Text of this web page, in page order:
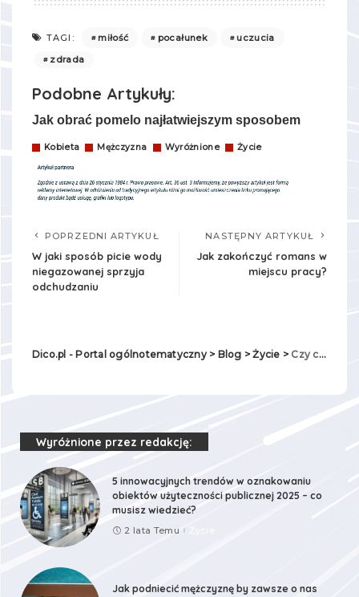
TAGI: miłość pocałunek
uczucia
zdrada
Podobne Artykuły:
Jak obrać pomelo najłatwiejszym sposobem
Kobieta Mężczyzna Wyróżnione Życie
POPRZEDNI ARTYKUŁ
W jaki sposób picie wody
niegazowanej sprzyja
odchudzaniu
NASTĘPNY ARTYKUŁ
Jak zakończyć romans w
miejscu pracy?
Dico.pl - Portal ogólnotematyczny> Blog >Życie > Czy całowanie można uznać za zdradę?
Wyróżnione przez redakcję:
5 innowacyjnych trendów w oznakowaniu
obiektów użyteczności publicznej 2025 – co
musisz wiedzieć?
2 lata Temu
Jak podniecić mężczyznę by zawsze o nas